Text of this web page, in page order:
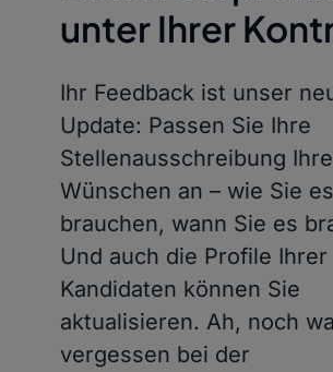
unter Ihrer
Ihr Feedback ist unser
Update: Passen Sie Ihre
Stellenausschreibung
Wünschen an – wie Sie es
brauchen, wann Sie es
Und auch die Profile Ihrer
Kandidaten können Sie
aktualisieren. Ah, noch
vergessen bei der